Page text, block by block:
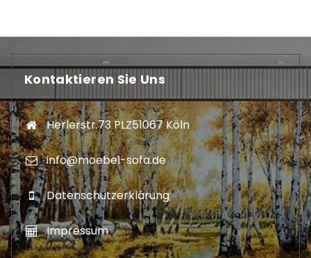
Kontaktieren Sie Uns
Herlerstr.73 PLZ51067 Köln
info@moebel-sofa.de
Datenschutzerklärung
Impressum